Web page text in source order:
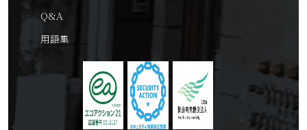
Q&A
用語集